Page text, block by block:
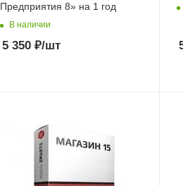
Предприятия 8» на 1 год
В наличии
5 350₽/шт